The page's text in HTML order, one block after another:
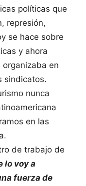
políticas que
represión,
se hace sobre
y ahora
en
sindicatos.
nunca
en las
de trabajo de
lo voy a
fuerza de